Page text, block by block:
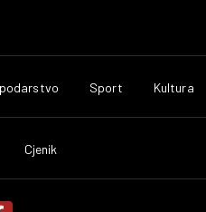
Sport Kultura
Cjenik